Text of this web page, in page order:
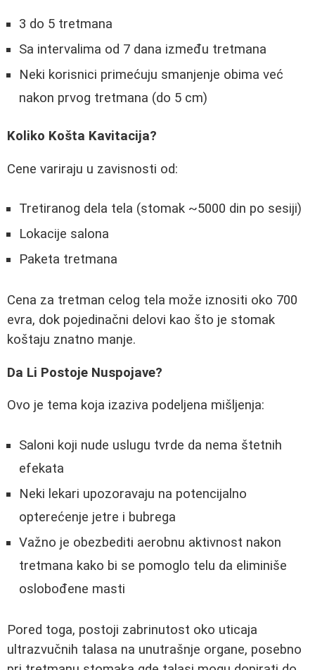
3 do 5 tretmana
Sa intervalima od 7 dana između tretmana
Neki korisnici primećuju smanjenje obima već
nakon prvog tretmana (do 5 cm)
Koliko Košta Kavitacija?
Cene variraju u zavisnosti od:
Tretiranog dela tela (stomak ~5000 din po sesiji)
Lokacije salona
Paketa tretmana
Cena za tretman celog tela može iznositi oko 700
evra, dok pojedinačni delovi kao što je stomak
koštaju znatno manje.
Da Li Postoje Nuspojave?
Ovo je tema koja izaziva podeljena mišljenja:
Saloni koji nude uslugu tvrde da nema štetnih
efekata
Neki lekari upozoravaju na potencijalno
opterećenje jetre i bubrega
Važno je obezbediti aerobnu aktivnost nakon
tretmana kako bi se pomoglo telu da eliminiše
oslobođene masti
Pored toga, postoji zabrinutost oko uticaja
ultrazvučnih talasa na unutrašnje organe, posebno